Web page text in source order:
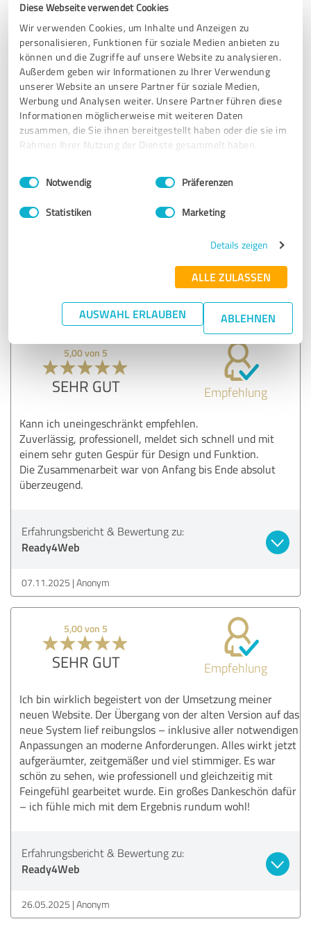
Diese Webseite verwendet Cookies
Wir verwenden Cookies, um Inhalte und Anzeigen zu
personalisieren, Funktionen für soziale Medien anbieten zu
können und die Zugriffe auf unsere Website zu analysieren.
Außerdem geben wir Informationen zu Ihrer Verwendung
unserer Website an unsere Partner für soziale Medien,
Werbung und Analysen weiter. Unsere Partner führen diese
Informationen möglicherweise mit weiteren Daten
zusammen, die Sie ihnen bereitgestellt haben oder die sie im
Rahmen Ihrer Nutzung der Dienste gesammelt haben.
Impressum Datenschutzbestimmungen
Einwilligungsauswahl
Notwendig Präferenzen
Statistiken Marketing
Details zeigen
ALLE ZULASSEN
AUSWAHL ERLAUBEN ABLEHNEN
Aber in besonderen Fällen machen wir das und versuchen
damit eine hervorragende Bewertung für eine
hervorragende Leistung auszusprechen.
Wenn man sich um das Thema Homepage kümmert,
Optimierungen in Suchmaschinen .... , dann bekommt man
immer viele Info´s und oft muss man auch teuer bezahlen,
da es nicht dem entsprochen hat, was man eigentlich
wollte. Sichtbarkeit.
Bei der Firma Ready4Web Herrn Hubert Stegherr fühlen
wir uns absolut verstanden, man hat auch nicht das
wirklich sinnvoll beraten wird. Die Umsetzung ist schnell
und das Ergebnis für uns tadellos. Ich kann Herrn Huber
Firma Ready4Web wirklich wärmstens empfehlen.
19.11.2025 Anonym
5,00 von 5
SEHR GUT Empfehlung
Kann ich uneingeschränkt empfehlen.
Zuverlässig, professionell, meldet sich schnell und mit
einem sehr guten Gespür für Design und Funktion.
Die Zusammenarbeit war von Anfang bis Ende absolut
überzeugend.
Erfahrungsbericht & Bewertung zu:
Ready4Web
07.11.2025 Anonym
5,00 von 5
SEHR GUT Empfehlung
Ich bin wirklich begeistert von der Umsetzung meiner
neuen Website. Der Übergang von der alten Version auf das
neue System lief reibungslos – inklusive aller notwendigen
Anpassungen an moderne Anforderungen. Alles wirkt jetzt
aufgeräumter, zeitgemäßer und viel stimmiger. Es war
schön zu sehen, wie professionell und gleichzeitig mit
Feingefühl gearbeitet wurde. Ein großes Dankeschön dafür
– ich fühle mich mit dem Ergebnis rundum wohl!
Erfahrungsbericht & Bewertung zu:
Ready4Web
26.05.2025 Anonym